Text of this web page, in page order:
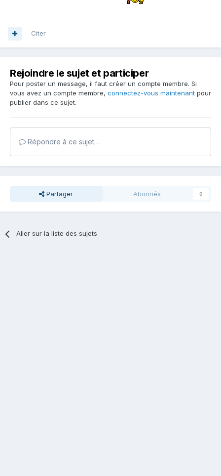
Citer
Rejoindre le sujet et participer
Pour poster un message, il faut créer un compte membre. Si
vous avez un compte membre, connectez-vous maintenant pour
publier dans ce sujet.
Répondre à ce sujet…
Partager Abonnés 0
Aller sur la liste des sujets